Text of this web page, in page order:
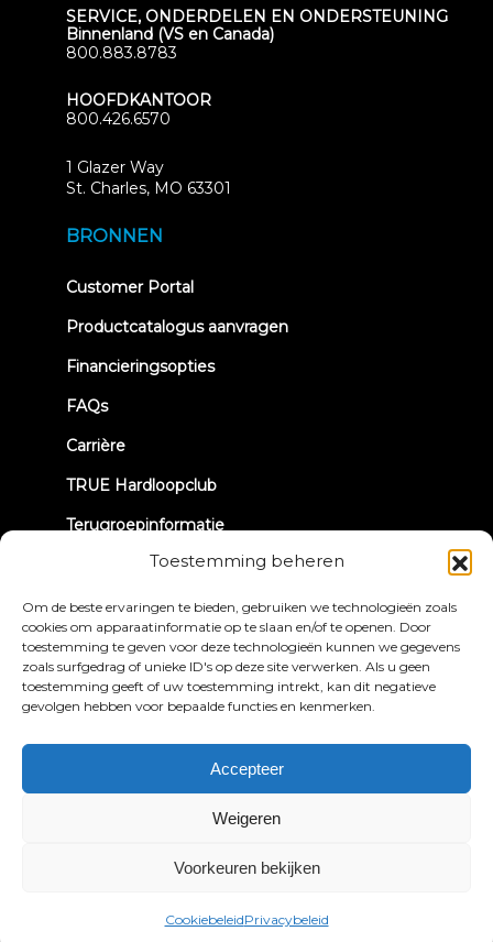
Toestemming beheren
Om de beste ervaringen te bieden, gebruiken we technologieën zoals
cookies om apparaatinformatie op te slaan en/of te openen. Door
toestemming te geven voor deze technologieën kunnen we gegevens
zoals surfgedrag of unieke ID's op deze site verwerken. Als u geen
toestemming geeft of uw toestemming intrekt, kan dit negatieve
gevolgen hebben voor bepaalde functies en kenmerken.
Accepteer
Weigeren
Voorkeuren bekijken
CookiebeleidPrivacybeleid
SERVICE, ONDERDELEN EN ONDERSTEUNING
Binnenland (VS en Canada)
800.883.8783
HOOFDKANTOOR
800.426.6570
1 Glazer Way
St. Charles, MO 63301
BRONNEN
Customer Portal(opens
new
Productcatalogus aanvragen
Financieringsopties
FAQs
Carrière
TRUE Hardloopclub
Terugroepinformatie
© 2026 True Fitness. All Rights Reserved
Privacybeleid
Algemene voorwaarden
Toegankelijkheidsverklaring
Nederlands